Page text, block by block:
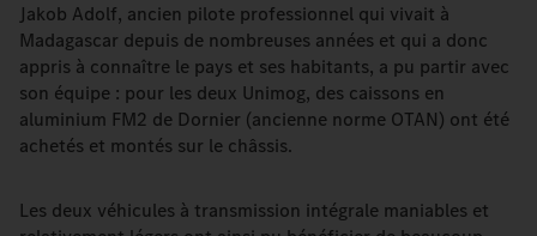
Jakob Adolf, ancien pilote professionnel qui vivait à
Madagascar depuis de nombreuses années et qui a donc
appris à connaître le pays et ses habitants, a pu partir avec
son équipe : pour les deux Unimog, des caissons en
aluminium FM2 de Dornier (ancienne norme OTAN) ont été
achetés et montés sur le châssis.
Les deux véhicules à transmission intégrale maniables et